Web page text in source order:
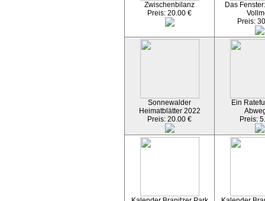
Zwischenbilanz
Preis: 20.00 €
Das
Preis:
Sonnewalder
Heimatblätter 2022
Preis: 20.00 €
Ein
Preis: